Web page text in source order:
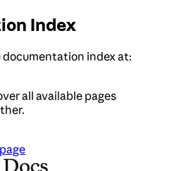
Index
index at:
all available pages